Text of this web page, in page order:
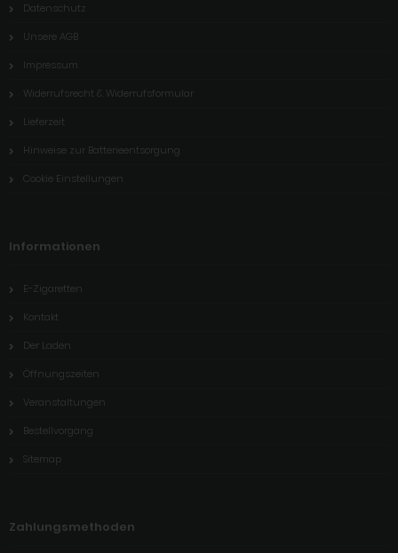
Datenschutz
Unsere AGB
Impressum
Widerrufsrecht & Widerrufsformular
Lieferzeit
Hinweise zur Batterieentsorgung
Cookie Einstellungen
Informationen
E-Zigaretten
Kontakt
Der Laden
Öffnungszeiten
Veranstaltungen
Bestellvorgang
Sitemap
Zahlungsmethoden